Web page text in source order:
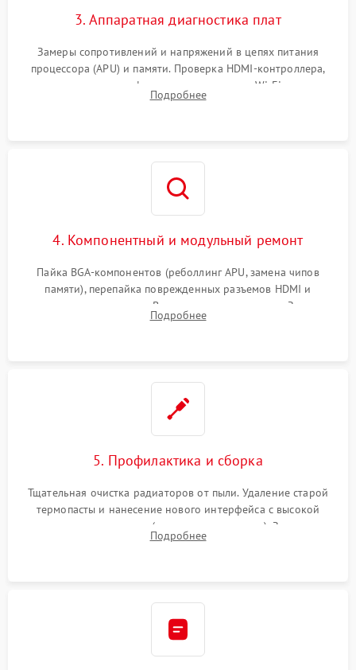
3. Аппаратная диагностика плат
Замеры сопротивлений и напряжений в цепях питания
процессора (APU) и памяти. Проверка HDMI-контроллера,
микросхем флеш-памяти и модуля Wi-Fi
Подробнее
4. Компонентный и модульный ремонт
Пайка BGA-компонентов (реболлинг APU, замена чипов
памяти), перепайка поврежденных разъемов HDMI и
контроллеров питания. Восстановление дорожек. Замена
неисправного жесткого диска, SSD или лазерной головки
Подробнее
5. Профилактика и сборка
Тщательная очистка радиаторов от пыли. Удаление старой
термопасты и нанесение нового интерфейса с высокой
теплопроводностью (или жидкого металла). Замена
термопрокладок. Аккуратная сборка консоли и подключение
Подробнее